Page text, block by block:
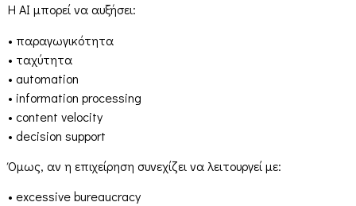
Η AI μπορεί να αυξήσει:
• παραγωγικότητα
• ταχύτητα
• automation
• information processing
• content velocity
• decision support
Όμως, αν η επιχείρηση συνεχίζει να λειτουργεί με:
• excessive bureaucracy